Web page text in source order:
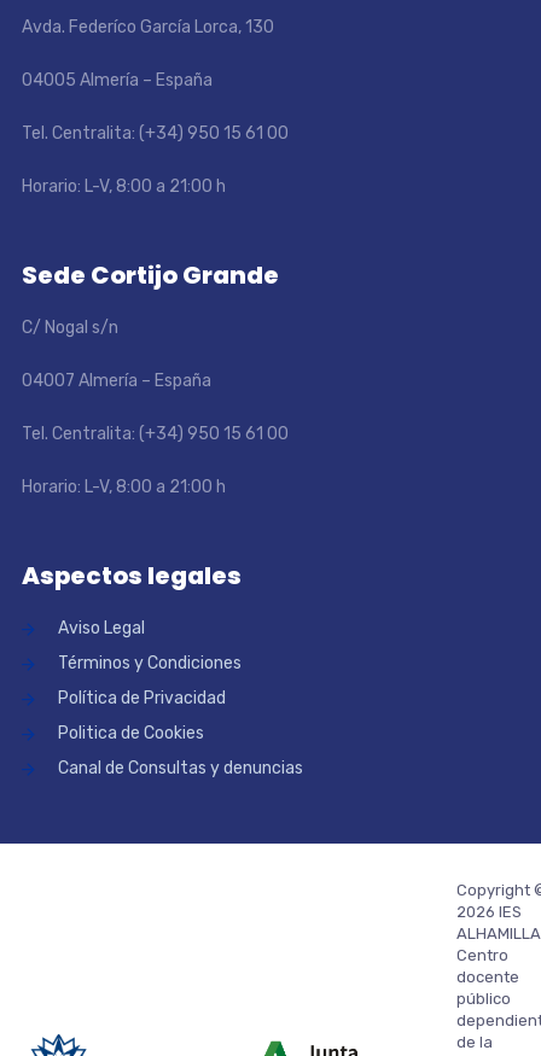
Avda. Federíco García Lorca, 130
04005 Almería – España
Tel. Centralita: (+34) 950 15 61 00
Horario: L-V, 8:00 a 21:00 h
Sede Cortijo Grande
C/ Nogal s/n
04007 Almería – España
Tel. Centralita: (+34) 950 15 61 00
Horario: L-V, 8:00 a 21:00 h
Aspectos legales
Aviso Legal
Términos y Condiciones
Política de Privacidad
Politica de Cookies
Canal de Consultas y denuncias
Copyright
2026 IES
Centro
docente
público
de la